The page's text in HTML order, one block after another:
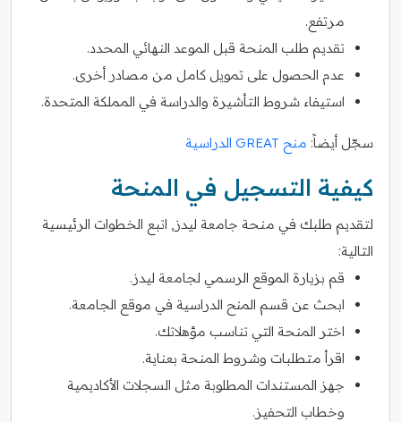
مرتفع.
تقديم طلب المنحة قبل الموعد النهائي المحدد.
عدم الحصول على تمويل كامل من مصادر أخرى.
استيفاء شروط التأشيرة والدراسة في المملكة المتحدة.
سجّل أيضاً: منح GREAT الدراسية
كيفية التسجيل في المنحة
لتقديم طلبك في منحة جامعة ليدز, اتبع الخطوات الرئيسية
التالية:
قم بزيارة الموقع الرسمي لجامعة ليدز.
ابحث عن قسم المنح الدراسية في موقع الجامعة.
اختر المنحة التي تناسب مؤهلاتك.
اقرأ متطلبات وشروط المنحة بعناية.
جهز المستندات المطلوبة مثل السجلات الأكاديمية
وخطاب التحفيز.